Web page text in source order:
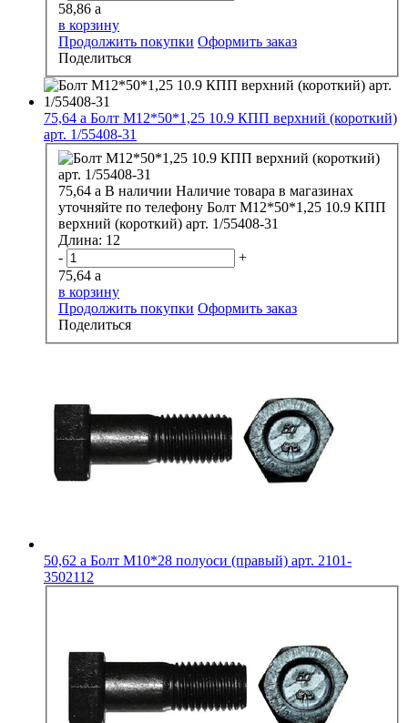
58,86 a
в корзину
Продолжить покупки Оформить заказ
Поделиться
75,64 a Болт М12*50*1,25 10.9 КПП верхний (короткий)
арт. 1/55408-31
75,64 a В наличии Наличие товара в магазинах
уточняйте по телефону Болт М12*50*1,25 10.9 КПП
верхний (короткий) арт. 1/55408-31
Длина: 12
-
+
75,64 a
в корзину
Продолжить покупки Оформить заказ
Поделиться
50,62 a Болт М10*28 полуоси (правый) арт. 2101-
3502112